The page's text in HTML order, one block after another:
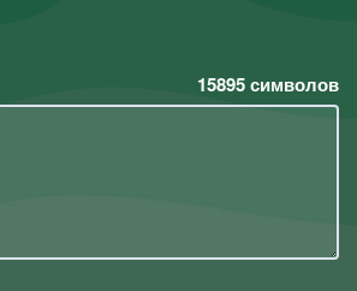
15895символов